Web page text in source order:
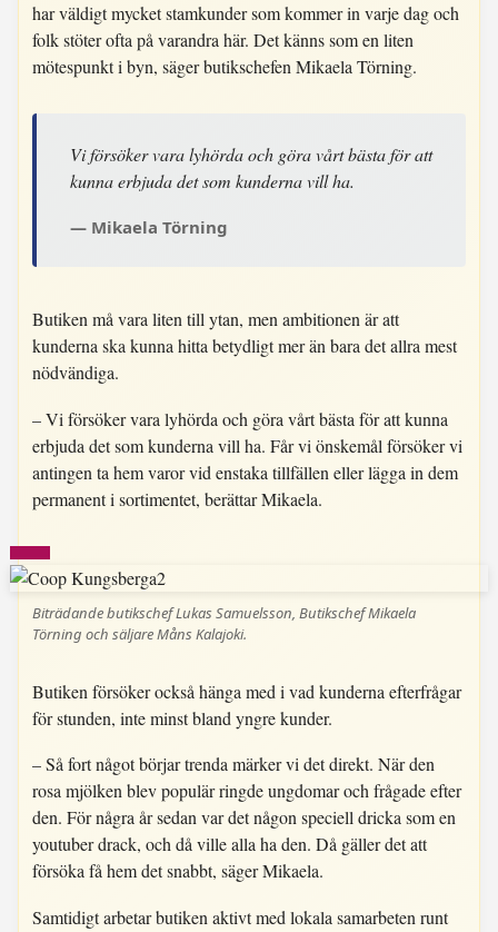
har väldigt mycket stamkunder som kommer in varje dag och
folk stöter ofta på varandra här. Det känns som en liten
mötespunkt i byn, säger butikschefen Mikaela Törning.
Vi försöker vara lyhörda och göra vårt bästa för att
kunna erbjuda det som kunderna vill ha.
Mikaela Törning
Butiken må vara liten till ytan, men ambitionen är att
kunderna ska kunna hitta betydligt mer än bara det allra mest
nödvändiga.
– Vi försöker vara lyhörda och göra vårt bästa för att kunna
erbjuda det som kunderna vill ha. Får vi önskemål försöker vi
antingen ta hem varor vid enstaka tillfällen eller lägga in dem
permanent i sortimentet, berättar Mikaela.
Biträdande butikschef Lukas Samuelsson, Butikschef Mikaela
Törning och säljare Måns Kalajoki.
Butiken försöker också hänga med i vad kunderna efterfrågar
för stunden, inte minst bland yngre kunder.
– Så fort något börjar trenda märker vi det direkt. När den
rosa mjölken blev populär ringde ungdomar och frågade efter
den. För några år sedan var det någon speciell dricka som en
youtuber drack, och då ville alla ha den. Då gäller det att
försöka få hem det snabbt, säger Mikaela.
Samtidigt arbetar butiken aktivt med lokala samarbeten runt